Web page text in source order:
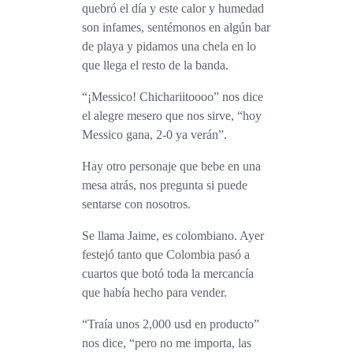
quebró el día y este calor y humedad
son infames, sentémonos en algún bar
de playa y pidamos una chela en lo
que llega el resto de la banda.
“¡Messico! Chichariitoooo” nos dice
el alegre mesero que nos sirve, “hoy
Messico gana, 2-0 ya verán”.
Hay otro personaje que bebe en una
mesa atrás, nos pregunta si puede
sentarse con nosotros.
Se llama Jaime, es colombiano. Ayer
festejó tanto que Colombia pasó a
cuartos que botó toda la mercancía
que había hecho para vender.
“Traía unos 2,000 usd en producto”
nos dice, “pero no me importa, las